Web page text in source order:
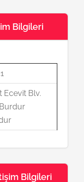
Bilgileri
Ecevit Blv.
Bilgileri